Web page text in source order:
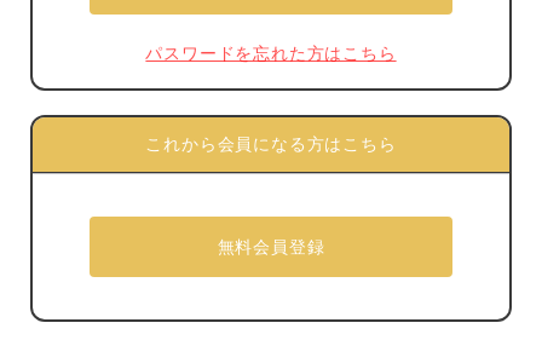
パスワードを忘れた方はこちら
これから会員になる方はこちら